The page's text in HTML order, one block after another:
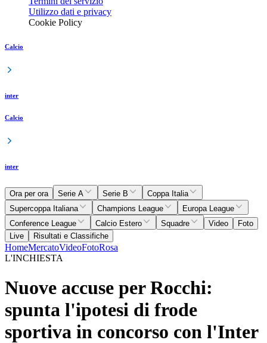
Utilizzo dati e privacy
Cookie Policy
Calcio
inter
Calcio
inter
Ora per ora Serie A Serie B
Coppa Italia
Supercoppa Italiana
Champions League
Europa League
Conference League
Calcio Estero Squadre Video
Foto
Live
Risultati e Classifiche
HomeMercatoVideoFotoRosa
L'INCHIESTA
Nuove accuse per Rocchi:
spunta l'ipotesi di frode
sportiva in concorso con l'Inter